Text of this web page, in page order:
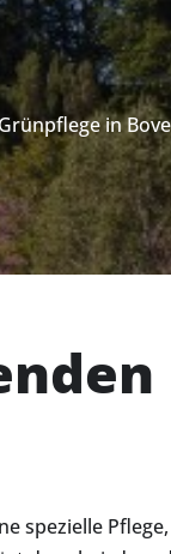
Grünpflege in
spezielle Pflege,